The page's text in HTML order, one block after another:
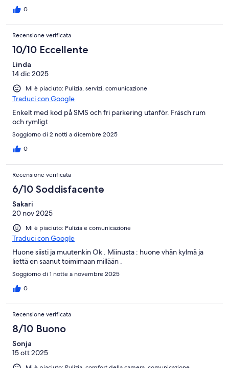
0
Recensione verificata
10/10 Eccellente
Linda
14 dic 2025
Mi è piaciuto: Pulizia, servizi, comunicazione
Traduci con Google
Enkelt med kod på SMS och fri parkering utanför. Fräsch rum
och rymligt
Soggiorno di 2 notti a dicembre 2025
0
Recensione verificata
6/10 Soddisfacente
Sakari
20 nov 2025
Mi è piaciuto: Pulizia e comunicazione
Traduci con Google
Huone siisti ja muutenkin Ok . Miinusta : huone vhän kylmä ja
liettä en saanut toimimaan millään .
Soggiorno di 1 notte a novembre 2025
0
Recensione verificata
8/10 Buono
Sonja
15 ott 2025